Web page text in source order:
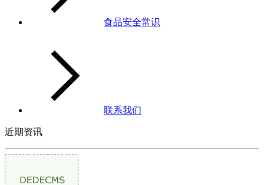
食品安全常识
联系我们
近期资讯